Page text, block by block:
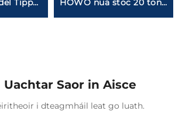
Tipper
Euro2
HOWO nua stoc 20 ton
dump truck stoc láthair
Uachtar Saor in Aisce
i dteagmháil leat go luath.